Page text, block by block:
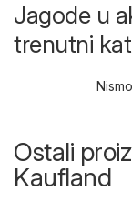
Jagode u
trenutni
Ostali
Kaufland